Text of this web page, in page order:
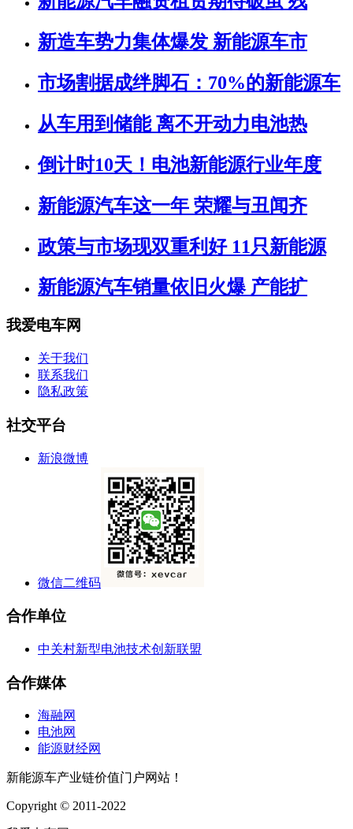
新造车势力集体爆发 新能源车市
市场割据成绊脚石：70%的新能源车
从车用到储能 离不开动力电池热
倒计时10天！电池新能源行业年度
新能源汽车这一年 荣耀与丑闻齐
政策与市场现双重利好 11只新能源
新能源汽车销量依旧火爆 产能扩
我爱电车网
关于我们
联系我们
隐私政策
社交平台
新浪微博
微信二维码
合作单位
中关村新型电池技术创新联盟
合作媒体
海融网
电池网
能源财经网
新能源车产业链价值门户网站！
Copyright © 2011-2022